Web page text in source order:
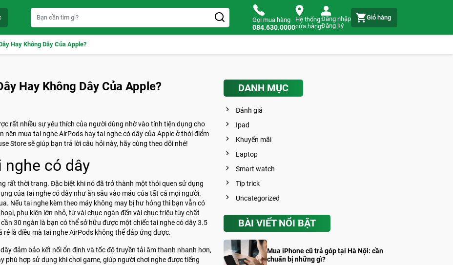
Gọi mua hàng
084.630.0000
Hệ thống
cửa hàng
Đăng nhập
Đăng ký
Giỏ hàng
Hay Không Dây Của Apple?
Hay Không Dây Của Apple?
rất nhiều sự yêu thích của người dùng nhờ vào tính tiện dụng cho
nên mua tai nghe AirPods hay tai nghe có dây của Apple ở thời điểm
Store sẽ giúp bạn trả lời câu hỏi này, hãy cùng theo dõi nhé!
có dây
rất thời trang. Đặc biệt khi nó đã trở thành một thói quen sử dụng
của tai nghe có dây như ăn sâu vào máu của tất cả mọi người.
Nếu tai nghe kèm theo máy không may bị hư hỏng thì bạn vẫn có
phụ kiện lớn nhỏ, từ vài chục ngàn đến vài chục triệu tùy chất
30 ngàn là bạn có thể sở hữu được một chiếc tai nghe có dây 3.5
là điều mà tai nghe AirPods không thể đáp ứng được.
đảm bảo kết nối ổn định và tốc độ truyền tải âm thanh nhanh hơn,
phù hợp sử dụng khi chơi game, giúp người chơi nghe được tiếng
DANH MỤC
Đánh giá
Ipad
Khuyến mãi
Laptop
Smart watch
Tip trick
Uncategorized
BÀI VIẾT NỔI BẬT
Mua iPhone cũ trả góp tại Hà Nội: cần
chuẩn bị những gì?